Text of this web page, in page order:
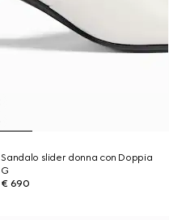
Sandalo slider donna con Doppia
G
€ 690